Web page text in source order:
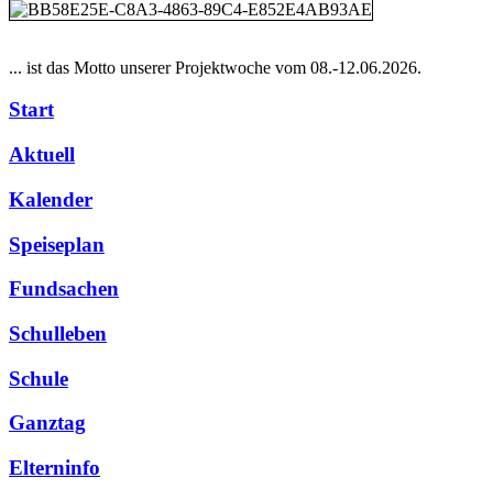
... ist das Motto unserer Projektwoche vom 08.-12.06.2026.
Start
Aktuell
Kalender
Speiseplan
Fundsachen
Schulleben
Schule
Ganztag
Elterninfo